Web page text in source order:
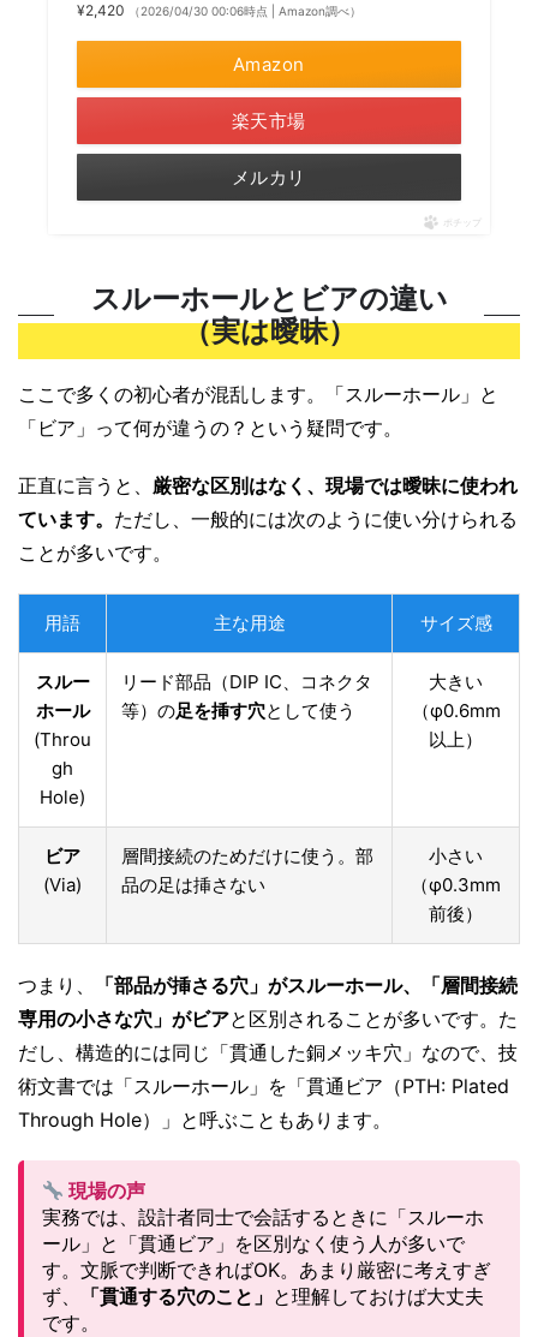
¥2,420 （2026/04/30 00:06時点 | Amazon調べ）
Amazon
楽天市場
メルカリ
ポチップ
スルーホールとビアの違い
（実は曖昧）
ここで多くの初心者が混乱します。「スルーホール」と
「ビア」って何が違うの？という疑問です。
正直に言うと、 厳密な区別はなく、現場では曖昧に使われ
ています。 ただし、一般的には次のように使い分けられる
ことが多いです。
用語 主な用途 サイズ感
スルー
ホール
(Throu
gh
Hole)
リード部品（DIP IC、コネクタ
等）の足を挿す穴として使う
大きい
（φ0.6mm
以上）
ビア
(Via)
層間接続のためだけに使う。部
品の足は挿さない
小さい
（φ0.3mm
前後）
つまり、
「部品が挿さる穴」がスルーホール、「層間接続
専用の小さな穴」がビアと区別されることが多いです。た
だし、構造的には同じ「貫通した銅メッキ穴」なので、技
術文書では「スルーホール」を「貫通ビア（PTH: Plated
Through Hole）」と呼ぶこともあります。
現場の声
実務では、設計者同士で会話するときに「スルーホ
ール」と「貫通ビア」を区別なく使う人が多いで
す。文脈で判断できればOK。あまり厳密に考えすぎ
ず、
「貫通する穴のこと」 と理解しておけば大丈夫
です。